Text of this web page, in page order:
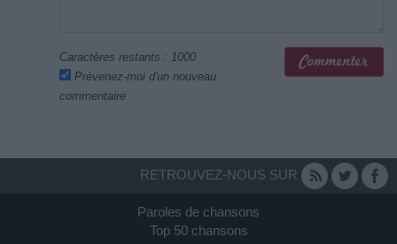
Caractères restants : 1000
Prévenez-moi d'un nouveau
commentaire
RETROUVEZ-NOUS SUR
Paroles de chansons
Top 50 chansons